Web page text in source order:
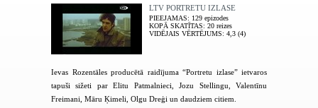
LTV PORTRETU IZLASE
PIEEJAMAS: 129 epizodes
KOPĀ SKATĪTAS: 20 reizes
VIDĒJAIS VĒRTĒJUMS: 4,3 (4)
Ievas Rozentāles producētā raidījuma “Portretu izlase” ietvaros
tapuši sižeti par Elitu Patmalnieci, Jozu Stellingu, Valentīnu
Freimani, Māru Ķimeli, Olgu Dreģi un daudziem citiem.